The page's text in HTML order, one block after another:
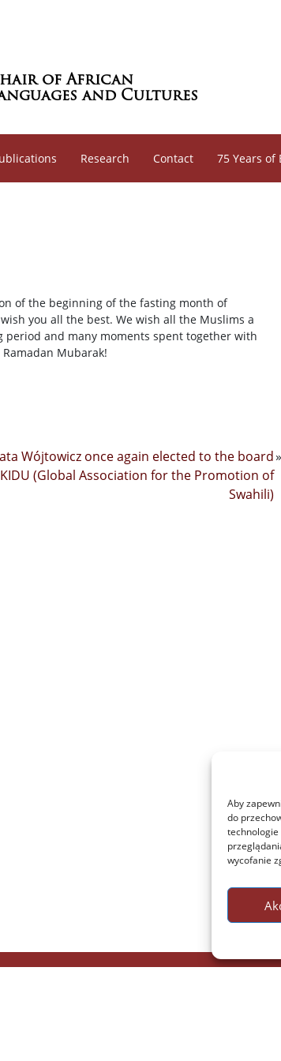
Aby
do
technologie
wycofanie
of African
and Cultures
Research Contact 75 Years of
of the beginning of the fasting month of
you all the best. We wish all the Muslims a
and many moments spent together with
Mubarak!
Wójtowicz once again elected to the board
(Global Association for the Promotion of
Swahili)
»